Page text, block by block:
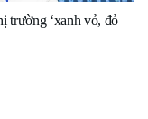
trường ‘xanh vỏ, đỏ